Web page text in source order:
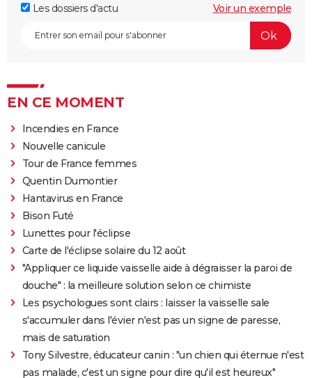
Les dossiers d'actu
Voir un exemple
EN CE MOMENT
Incendies en France
Nouvelle canicule
Tour de France femmes
Quentin Dumontier
Hantavirus en France
Bison Futé
Lunettes pour l'éclipse
Carte de l'éclipse solaire du 12 août
"Appliquer ce liquide vaisselle aide à dégraisser la paroi de
douche" : la meilleure solution selon ce chimiste
Les psychologues sont clairs : laisser la vaisselle sale
s'accumuler dans l'évier n'est pas un signe de paresse,
mais de saturation
Tony Silvestre, éducateur canin : "un chien qui éternue n'est
pas malade, c'est un signe pour dire qu'il est heureux"